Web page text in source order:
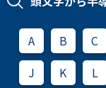
A B C
J
K L